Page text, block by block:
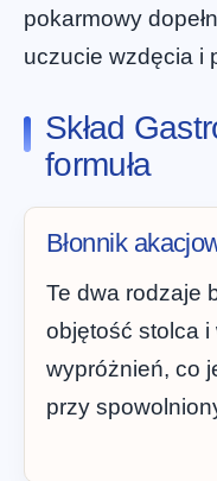
pokarmowy
uczucie wzdęcia i
Skład
formuła
Błonnik
Te dwa rodzaje
objętość stolca
wypróżnień, co
przy